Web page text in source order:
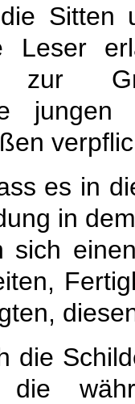
Sitten
Leser
es in
in
sich
die
die